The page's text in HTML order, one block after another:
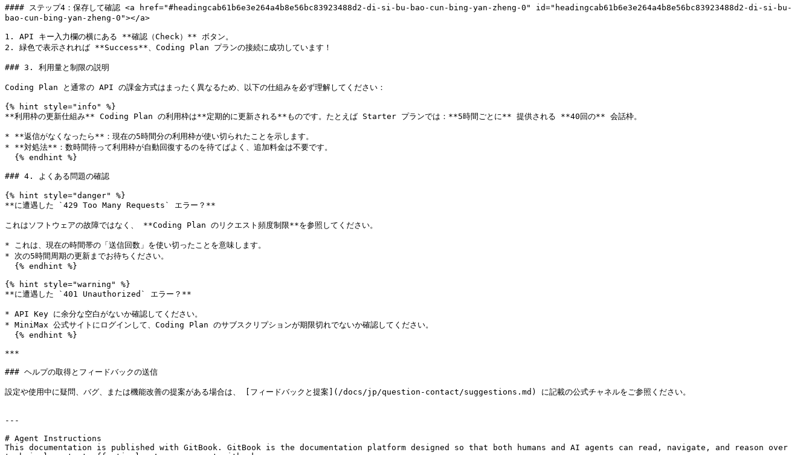
#### ステップ4：保存して確認 <a href="#headingcab61b6e3e264a4b8e56bc83923488d2-di-si-bu-bao-cun-bing-yan-zheng-0" id="headingcab61b6e3e264a4b8e56bc83923488d2-di-si-bu-
bao-cun-bing-yan-zheng-0"></a>
1. API キー入力欄の横にある **確認（Check）** ボタン。
2. 緑色で表示されれば **Success**、Coding Plan プランの接続に成功しています！
### 3. 利用量と制限の説明
Coding Plan と通常の API の課金方式はまったく異なるため、以下の仕組みを必ず理解してください：
{% hint style="info" %}
**利用枠の更新仕組み** Coding Plan の利用枠は**定期的に更新される**ものです。たとえば Starter プランでは：**5時間ごとに** 提供される **40回の** 会話枠。
* **返信がなくなったら**：現在の5時間分の利用枠が使い切られたことを示します。
* **対処法**：数時間待って利用枠が自動回復するのを待てばよく、追加料金は不要です。
### 4. よくある問題の確認
{% hint style="danger" %}
**に遭遇した `429 Too Many Requests` エラー？**
これはソフトウェアの故障ではなく、 **Coding Plan のリクエスト頻度制限**を参照してください。
* これは、現在の時間帯の「送信回数」を使い切ったことを意味します。
* 次の5時間周期の更新までお待ちください。
{% hint style="warning" %}
**に遭遇した `401 Unauthorized` エラー？**
* API Key に余分な空白がないか確認してください。
* MiniMax 公式サイトにログインして、Coding Plan のサブスクリプションが期限切れでないか確認してください。
***
### ヘルプの取得とフィードバックの送信
設定や使用中に疑問、バグ、または機能改善の提案がある場合は、 [フィードバックと提案](/docs/jp/question-contact/suggestions.md) に記載の公式チャネルをご参照ください。
---
# Agent Instructions
This documentation is published with GitBook. GitBook is the documentation platform designed so that both humans and AI agents can read, navigate, and reason over